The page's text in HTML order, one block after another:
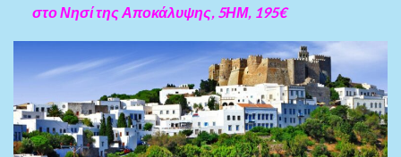
στο Νησί της Αποκάλυψης, 5ΗΜ, 195€